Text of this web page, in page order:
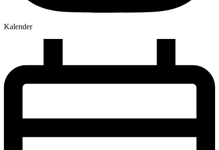
Kalender